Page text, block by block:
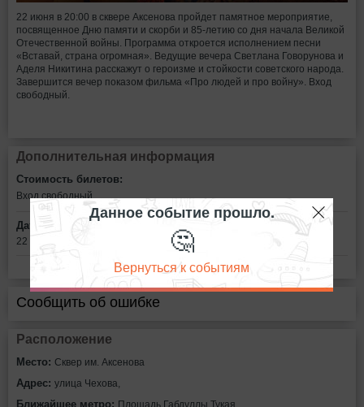
22 июня в 20:00 в сквере Аксенова пройдет памятное мероприятие,
посвященное Дню памяти и скорби и 85-летию со дня начала Великой
Отечественной войны. Программа откроется исполнением песни
«Вставай, страна огромная». Ведущие вечера Светлана Говорунова и
Аделя Никитина расскажут о героизме и стойкости советского народа.
Завершится вечер показом фильма «Про людей и про войну». Вход
свободный.
Дополнительная информация
Стоимость билетов:
Вход свободный
Дата:
22 июня в 20:00
Сообщить об ошибке
Расположение
Место: Сквер им. Аксенова
Адрес: улица Чехова,
Ближайшее метро: Площадь Габдуллы Тукая
Данное событие прошло.
🤔
Вернуться к событиям